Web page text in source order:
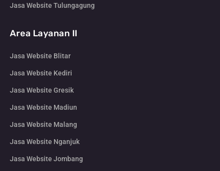
Jasa Website Tulungagung
Area Layanan II
Jasa Website Blitar
Jasa Website Kediri
Jasa Website Gresik
Jasa Website Madiun
Jasa Website Malang
Jasa Website Nganjuk
Jasa Website Jombang